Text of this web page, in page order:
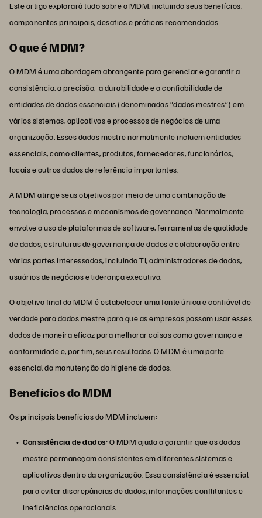
Este artigo explorará tudo sobre o MDM, incluindo seus benefícios,
componentes principais, desafios e práticas recomendadas.
O que é MDM?
O MDM é uma abordagem abrangente para gerenciar e garantir a
consistência, a precisão, a durabilidadee a confiabilidade de
entidades de dados essenciais (denominadas “dados mestres”) em
vários sistemas, aplicativos e processos de negócios de uma
organização. Esses dados mestre normalmente incluem entidades
essenciais, como clientes, produtos, fornecedores, funcionários,
locais e outros dados de referência importantes.
A MDM atinge seus objetivos por meio de uma combinação de
tecnologia, processos e mecanismos de governança. Normalmente
envolve o uso de plataformas de software, ferramentas de qualidade
de dados, estruturas de governança de dados e colaboração entre
várias partes interessadas, incluindo TI, administradores de dados,
usuários de negócios e liderança executiva.
O objetivo final do MDM é estabelecer uma fonte única e confiável de
verdade para dados mestre para que as empresas possam usar esses
dados de maneira eficaz para melhorar coisas como governança e
conformidade e, por fim, seus resultados. O MDM é uma parte
essencial da manutenção dahigiene de dados.
Benefícios do MDM
Os principais benefícios do MDM incluem:
Consistência de dados: O MDM ajuda a garantir que os dados
mestre permaneçam consistentes em diferentes sistemas e
aplicativos dentro da organização. Essa consistência é essencial
para evitar discrepâncias de dados, informações conflitantes e
ineficiências operacionais.